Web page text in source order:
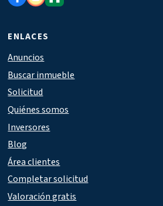
ENLACES
Anuncios
Buscar inmueble
Solicitud
Quiénes somos
Inversores
Blog
Área clientes
Completar solicitud
Valoración gratis